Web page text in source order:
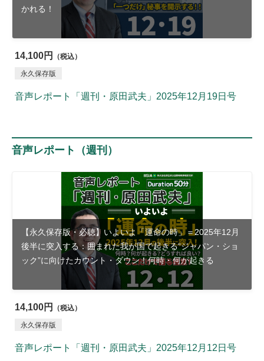
かれる！
14,100円 （税込）
永久保存版
音声レポート「週刊・原田武夫」2025年12月19日号
音声レポート（週刊）
【永久保存版・必聴】いよいよ「運命の時」＝2025年12月
後半に突入する：囲まれた我が国で起きる“ジャパン・ショ
ック”に向けたカウント・ダウン！何時・何が起きる
14,100円 （税込）
永久保存版
音声レポート「週刊・原田武夫」2025年12月12日号